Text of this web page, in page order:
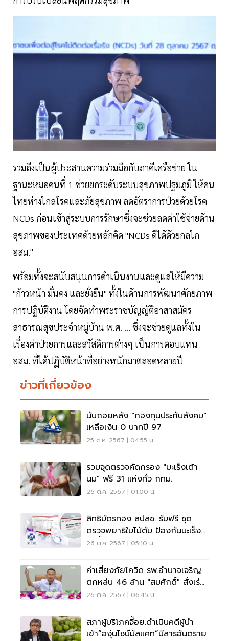
รวมถึงเป็นผู้ประสานความร่วมมือกับภาคีเครือข่าย ใน
ฐานะหมอคนที่ 1 ช่วยยกระดับระบบสุขภาพปฐมภูมิ ให้คน
ไทยห่างไกลโรคและภัยสุขภาพ ลดอัตราการป่วยด้วยโรค
NCDs ก่อนเข้าสู่ระบบการรักษาซึ่งจะช่วยลดค่าใช้จ่ายด้าน
สุขภาพของประเทศด้วยหลักคิด "NCDs ดีได้ด้วยกลไก
อสม."
พร้อมทั้งจะสนับสนุนการดำเนินงานและดูแลให้มีความ
"ก้าวหน้า มั่นคง และยั่งยืน" ทั้งในด้านการพัฒนาศักยภาพ
การปฏิบัติงาน โดยจัดทำพระราชบัญญัติอาสาสมัคร
สาธารณสุขประจำหมู่บ้าน พ.ศ. ... ซึ่งจะช่วยดูแลทั้งใน
เรื่องค่าป่วยการและสวัสดิการต่างๆ เป็นการตอบแทน
อสม. ที่ได้ปฏิบัติหน้าที่อย่างหนักมาตลอดหลายปี
ข่าวที่เกี่ยวข้อง
นับถอยหลัง "กองทุนประกันสังคม"
เหลือเงิน 0 บาทปี 97
25 ต.ค. 2567 | 04:55 น.
รวมจุดตรวจคัดกรอง "มะเร็งเต้า
นม" ฟรี 31 แห่งทั่ว กทม.
26 ต.ค. 2567 | 01:00 น.
สิทธิบัตรทอง สปสช. รับฟรี ชุด
ตรวจพยาธิใบไม้ตับ ป้องกันมะเร็ง
ท่อน้ำดี
26 ต.ค. 2567 | 05:10 น.
ค่าเสี่ยงภัยโควิด รพ.อำนาจเจริญ
ตกหล่น 46 ล้าน "สมศักดิ์" สั่งเร่ง
สอบ
26 ต.ค. 2567 | 06:45 น.
สภาผู้บริโภคจี้อย.ดำเนินคดีผู้นำ
เข้า“องุ่นไชน์มัสแคท”มีสารอันตราย